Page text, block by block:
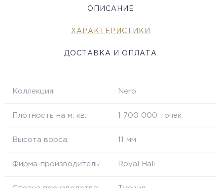
ОПИСАНИЕ
ХАРАКТЕРИСТИКИ
ДОСТАВКА И ОПЛАТА
Коллекция: Nero
Плотность на м. кв.: 1 700 000 точек
Высота ворса: 11 мм
Фирма-производитель: Royal Hali